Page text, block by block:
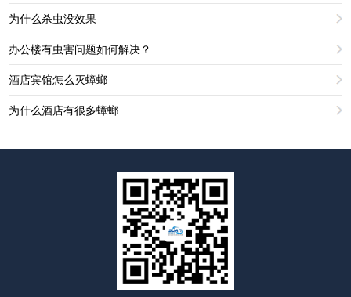
为什么杀虫没效果
办公楼有虫害问题如何解决？
酒店宾馆怎么灭蟑螂
为什么酒店有很多蟑螂